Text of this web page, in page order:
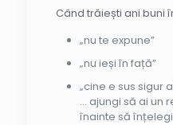
Când trăiești ani buni
„nu te expune”
„nu ieși în față”
„cine e sus sigur
… ajungi să ai un
înainte să